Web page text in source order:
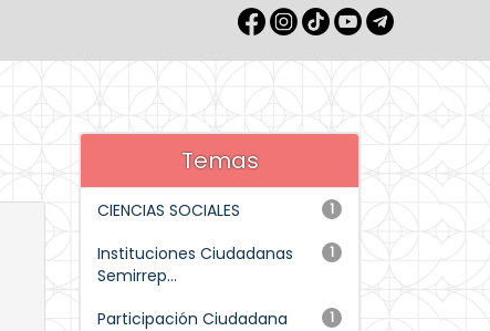
Temas
1
CIENCIAS SOCIALES
1
Instituciones Ciudadanas
Semirrep...
1
Participación Ciudadana